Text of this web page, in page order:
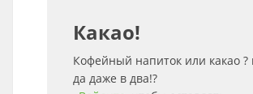
Какао!
Кофейный напиток или какао ?
да даже в два!?